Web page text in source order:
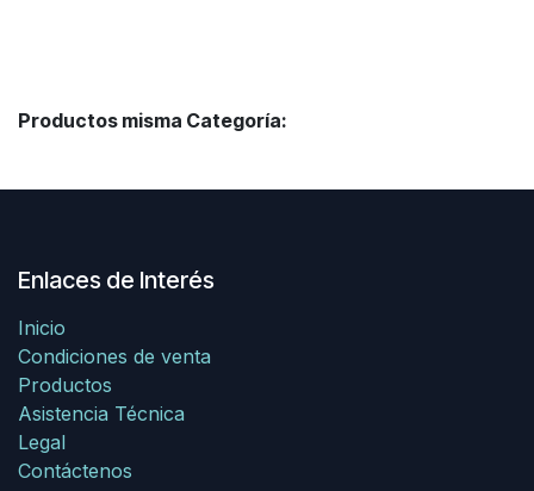
Productos misma Categoría:
Enlaces de Interés
Inicio
Condiciones de venta
Productos
Asistencia Técnica
Legal
Contáctenos